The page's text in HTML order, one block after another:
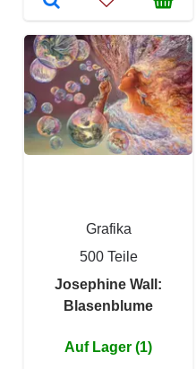
Grafika
500 Teile
Josephine Wall:
Blasenblume
Auf Lager (1)